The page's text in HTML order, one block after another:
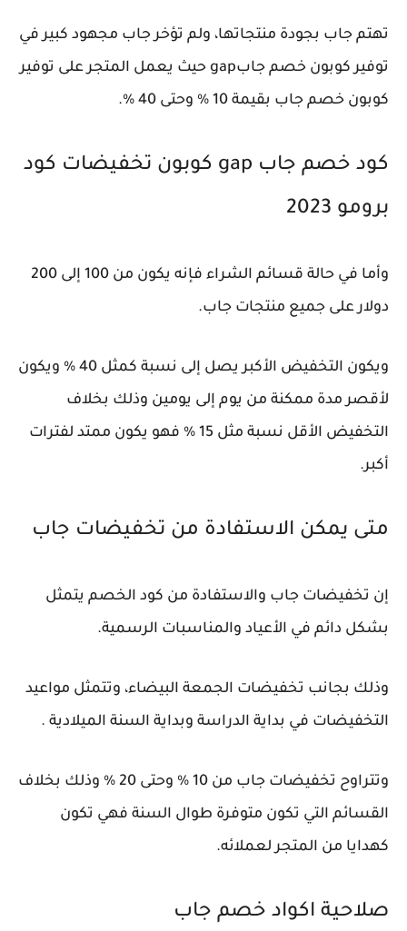
تهتم جاب بجودة منتجاتها، ولم تؤخر جاب مجهود كبير في
توفير كوبون خصم جابgap حيث يعمل المتجر على توفير
كوبون خصم جاب بقيمة 10 % وحتى 40 %.
كود خصم جاب gap كوبون تخفيضات كود
برومو 2023
وأما في حالة قسائم الشراء فإنه يكون من 100 إلى 200
دولار على جميع منتجات جاب.
ويكون التخفيض الأكبر يصل إلى نسبة كمثل 40 % ويكون
لأقصر مدة ممكنة من يوم إلى يومين وذلك بخلاف
التخفيض الأقل نسبة مثل 15 % فهو يكون ممتد لفترات
أكبر.
متى يمكن الاستفادة من تخفيضات جاب
إن تخفيضات جاب والاستفادة من كود الخصم يتمثل
بشكل دائم في الأعياد والمناسبات الرسمية.
وذلك بجانب تخفيضات الجمعة البيضاء، وتتمثل مواعيد
التخفيضات في بداية الدراسة وبداية السنة الميلادية .
وتتراوح تخفيضات جاب من 10 % وحتى 20 % وذلك بخلاف
القسائم التي تكون متوفرة طوال السنة فهي تكون
كهدايا من المتجر لعملائه.
صلاحية اكواد خصم جاب